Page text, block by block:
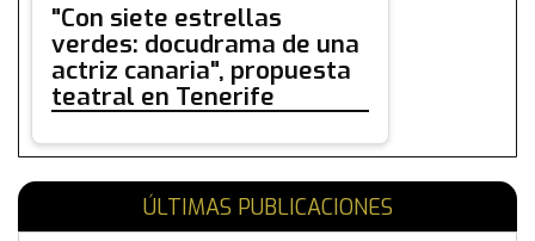
"Con siete estrellas
verdes: docudrama de una
actriz canaria", propuesta
teatral en Tenerife
ÚLTIMAS PUBLICACIONES